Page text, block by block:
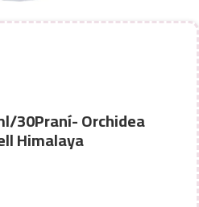
30Praní- Orchidea
Himalaya